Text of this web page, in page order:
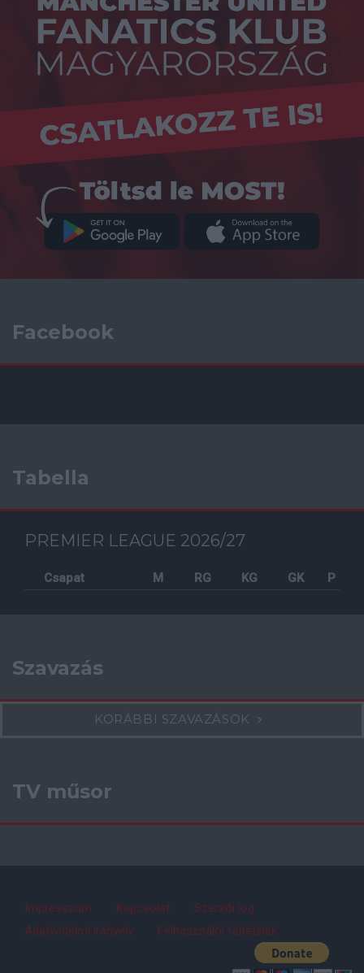
Facebook
Tabella
PREMIER LEAGUE 2026/27
Csapat M RG KG GK P
Szavazás
KORÁBBI SZAVAZÁSOK
TV műsor
Impresszum Kapcsolat
Szerzői jog
Adatvédelmi irányelv
Felhasználói feltételek